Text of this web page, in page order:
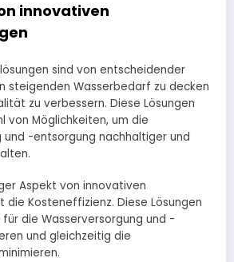
innovativen
sind von entscheidender
steigenden Wasserbedarf zu decken
zu verbessern. Diese Lösungen
von Möglichkeiten, um die
und -entsorgung nachhaltiger und
Aspekt von innovativen
die Kosteneffizienz. Diese Lösungen
die Wasserversorgung und -
und gleichzeitig die